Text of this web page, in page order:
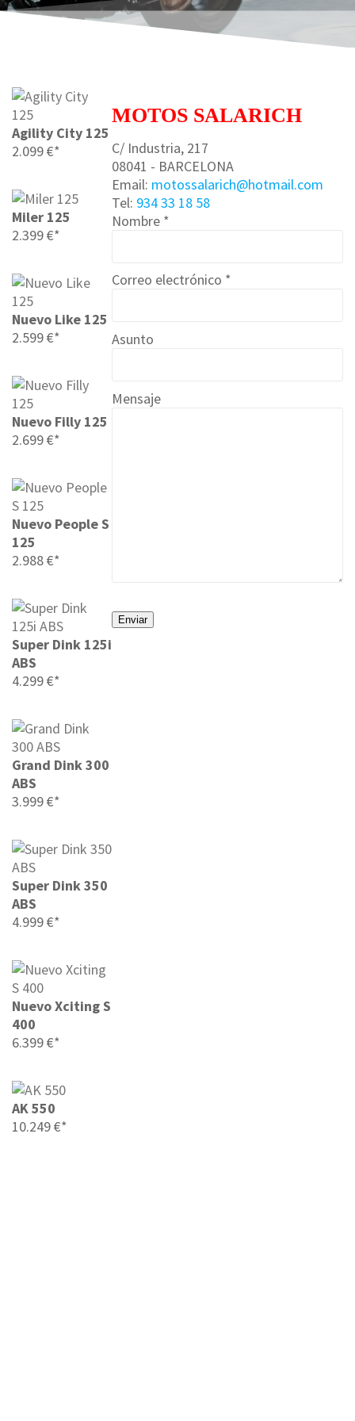
Agility City 125
2.099 €*
Miler 125
2.399 €*
Nuevo Like 125
2.599 €*
Nuevo Filly 125
2.699 €*
Nuevo People S
125
2.988 €*
Super Dink 125i
ABS
4.299 €*
Grand Dink 300
ABS
3.999 €*
Super Dink 350
ABS
4.999 €*
Nuevo Xciting S
400
6.399 €*
AK 550
10.249 €*
MOTOS SALARICH
C/ Industria, 217
08041 - BARCELONA
Email: motossalarich@hotmail.com
Tel: 934 33 18 58
Nombre *
Correo electrónico *
Asunto
Mensaje